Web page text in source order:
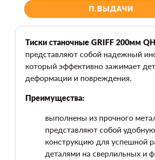
П.ВЫДАЧИ
Тиски станочные GRIFF 200мм
представляют собой надежный
который эффективно зажимает
деформации и повреждения.
Преимущества:
выполнены из прочного
представляют собой удобную
конструкцию для успешной
деталями на сверлильных и